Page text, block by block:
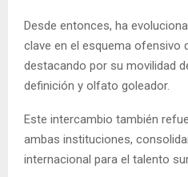
Desde entonces, ha
clave en el esquema ofensivo
destacando por su movilidad
definición y olfato goleador.
Este intercambio también
ambas instituciones,
internacional para el talento